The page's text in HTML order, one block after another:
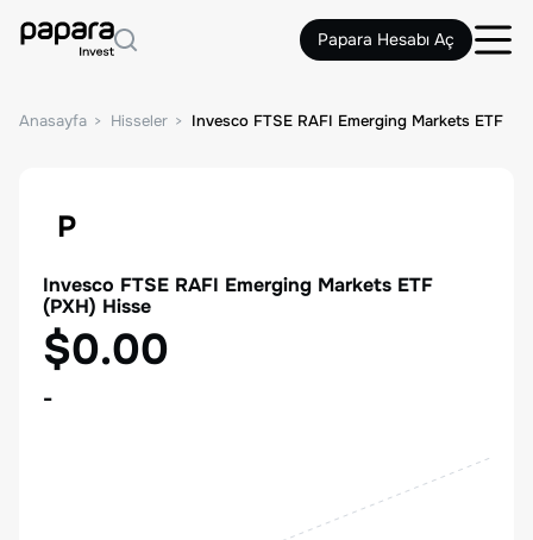
Papara Hesabı Aç
Anasayfa Hisseler Invesco FTSE RAFI Emerging Markets ETF
P
Invesco FTSE RAFI Emerging Markets ETF
(PXH) Hisse
$0.00
-